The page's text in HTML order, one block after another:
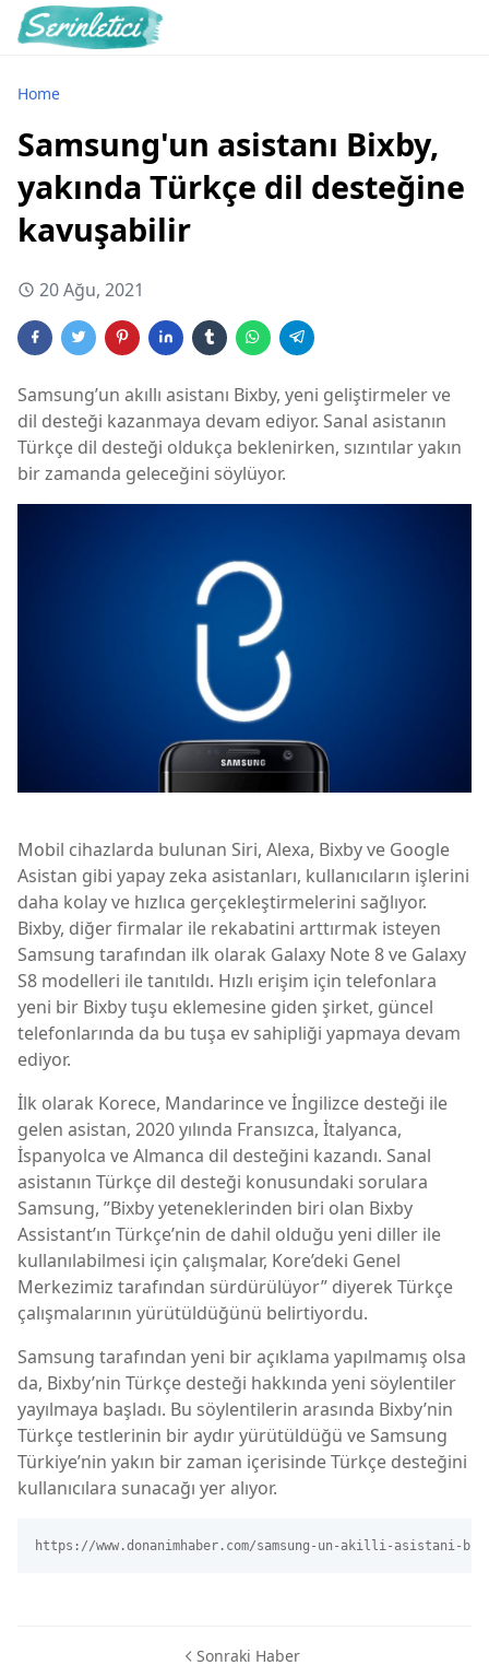
Home
Samsung'un asistanı Bixby,
yakında Türkçe dil desteğine
kavuşabilir
20 Ağu, 2021
Samsung’un akıllı asistanı Bixby, yeni geliştirmeler ve
dil desteği kazanmaya devam ediyor. Sanal asistanın
Türkçe dil desteği oldukça beklenirken, sızıntılar yakın
bir zamanda geleceğini söylüyor.
Mobil cihazlarda bulunan Siri, Alexa, Bixby ve Google
Asistan gibi yapay zeka asistanları, kullanıcıların işlerini
daha kolay ve hızlıca gerçekleştirmelerini sağlıyor.
Bixby, diğer firmalar ile rekabatini arttırmak isteyen
Samsung tarafından ilk olarak Galaxy Note 8 ve Galaxy
S8 modelleri ile tanıtıldı. Hızlı erişim için telefonlara
yeni bir Bixby tuşu eklemesine giden şirket, güncel
telefonlarında da bu tuşa ev sahipliği yapmaya devam
ediyor.
İlk olarak Korece, Mandarince ve İngilizce desteği ile
gelen asistan, 2020 yılında Fransızca, İtalyanca,
İspanyolca ve Almanca dil desteğini kazandı. Sanal
asistanın Türkçe dil desteği konusundaki sorulara
Samsung, ”Bixby yeteneklerinden biri olan Bixby
Assistant’ın Türkçe’nin de dahil olduğu yeni diller ile
kullanılabilmesi için çalışmalar, Kore’deki Genel
Merkezimiz tarafından sürdürülüyor” diyerek Türkçe
çalışmalarının yürütüldüğünü belirtiyordu.
Samsung tarafından yeni bir açıklama yapılmamış olsa
da, Bixby’nin Türkçe desteği hakkında yeni söylentiler
yayılmaya başladı. Bu söylentilerin arasında Bixby’nin
Türkçe testlerinin bir aydır yürütüldüğü ve Samsung
Türkiye’nin yakın bir zaman içerisinde Türkçe desteğini
kullanıcılara sunacağı yer alıyor.
https://www.donanimhaber.com/samsung-un-akilli-asistani-
Sonraki Haber